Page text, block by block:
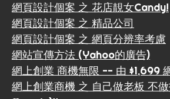
網頁設計個案 之 花店靚女Candy!
網頁設計個案 之 精品公司
網頁設計個案 之 網頁分辨率考慮
網站宣傳方法 (Yahoo的廣告)
網上創業 商機無限 -- 由 $1,699
網上創業商機 之 自己做老板 不